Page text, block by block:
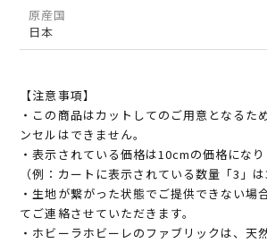
原産国
日本
【注意事項】
・この商品はカットしてのご用意となるた
ンセルはできません。
・表示されている価格は10cmの価格になり
（例：カートに表示されている数量「3」は
・生地が繋がった状態でご提供できない場
てご連絡させていただきます。
・ホビーラホビーレのファブリックは、天